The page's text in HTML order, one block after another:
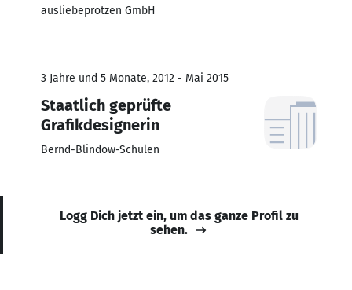
ausliebeprotzen GmbH
3 Jahre und 5 Monate, 2012 - Mai 2015
Staatlich geprüfte
Grafikdesignerin
Bernd-Blindow-Schulen
Logg Dich jetzt ein, um das ganze Profil zu
sehen.